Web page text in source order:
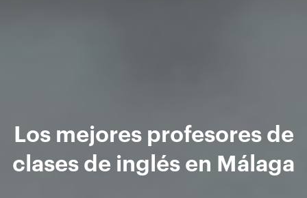
Los mejores profesores de
clases de inglés en Málaga